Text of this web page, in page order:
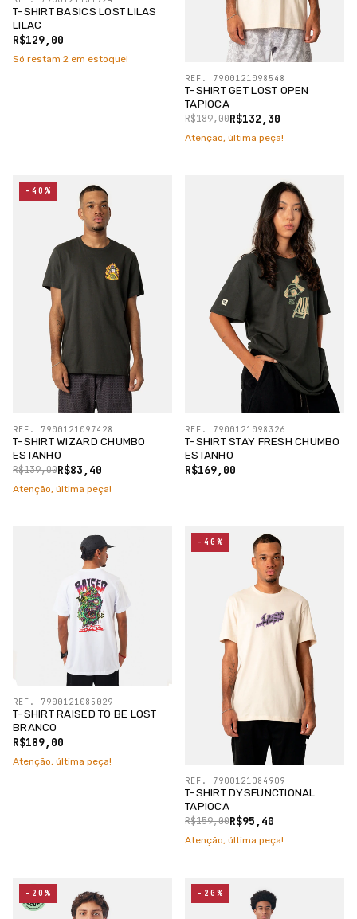
T-SHIRT BASICS LOST LILAS
LILAC
R$129,00
Só restam 2 em estoque!
T-SHIRT GET LOST OPEN
TAPIOCA
R$132,30
R$189,00
REF. 7900121098548
Atenção, última peça!
T-SHIRT WIZARD CHUMBO
ESTANHO
R$83,40
R$139,00
REF. 7900121097428
-40%
Atenção, última peça!
T-SHIRT STAY FRESH CHUMBO
ESTANHO
R$169,00
REF. 7900121098326
T-SHIRT RAISED TO BE LOST
BRANCO
R$189,00
REF. 7900121085029
Atenção, última peça!
T-SHIRT DYSFUNCTIONAL
TAPIOCA
R$95,40
R$159,00
REF. 7900121084909
-40%
Atenção, última peça!
-20% -20%